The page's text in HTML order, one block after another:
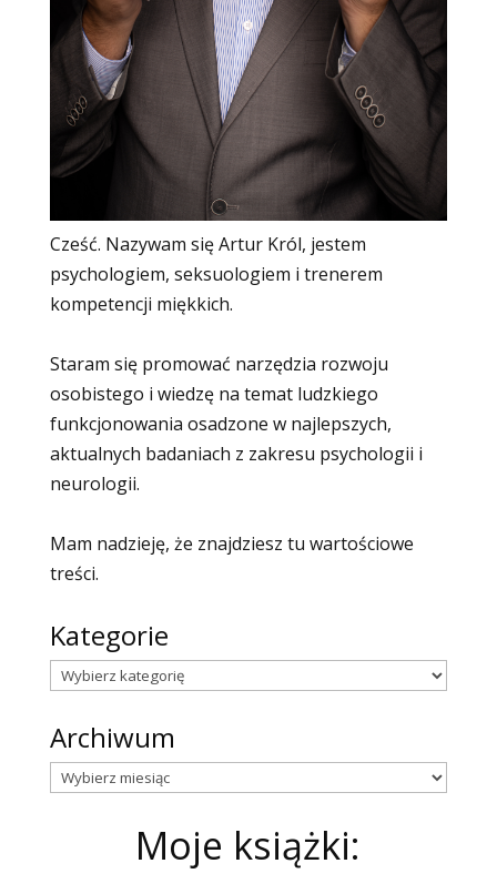
Cześć. Nazywam się Artur Król, jestem
psychologiem, seksuologiem i trenerem
kompetencji miękkich.
Staram się promować narzędzia rozwoju
osobistego i wiedzę na temat ludzkiego
funkcjonowania osadzone w najlepszych,
aktualnych badaniach z zakresu psychologii i
neurologii.
Mam nadzieję, że znajdziesz tu wartościowe
treści.
Kategorie
Kategorie
Archiwum
Archiwum
Moje książki: